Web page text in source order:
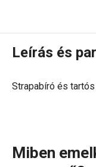
Leírás és
Strapabíró és
Miben